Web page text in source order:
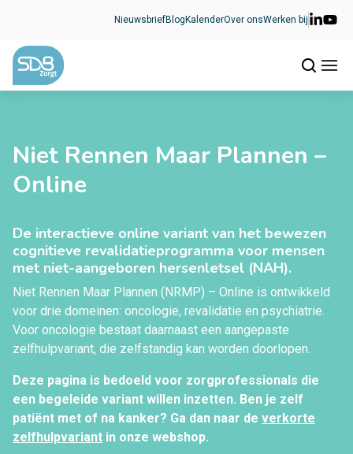
NieuwsbriefBlog KalenderOver onsWerken bij
Niet Rennen Maar Plannen –
Online
De interactieve online variant van het bewezen
cognitieve revalidatieprogramma voor mensen
met niet-aangeboren hersenletsel (NAH).
Niet Rennen Maar Plannen (NRMP) – Online is ontwikkeld
voor drie domeinen: oncologie, revalidatie en psychiatrie.
Voor oncologie bestaat daarnaast een aangepaste
zelfhulpvariant, die zelfstandig kan worden doorlopen.
Deze pagina is bedoeld voor zorgprofessionals die
een begeleide variant willen inzetten. Ben je zelf
patiënt met of na kanker? Ga dan naar de verkorte
zelfhulpvariant in onze webshop.